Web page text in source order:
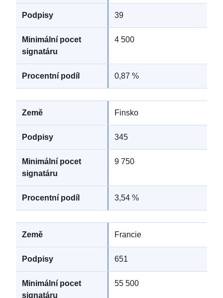
39
4 500
0,87 %
Finsko
345
9 750
3,54 %
Francie
651
55 500